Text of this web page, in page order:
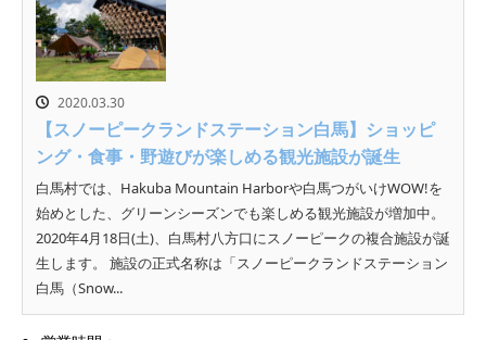
2020.03.30
【スノーピークランドステーション白馬】ショッピ
ング・食事・野遊びが楽しめる観光施設が誕生
白馬村では、Hakuba Mountain Harborや白馬つがいけWOW!を
始めとした、グリーンシーズンでも楽しめる観光施設が増加中。
2020年4月18日(土)、白馬村八方口にスノーピークの複合施設が誕
生します。 施設の正式名称は「スノーピークランドステーション
白馬（Snow...